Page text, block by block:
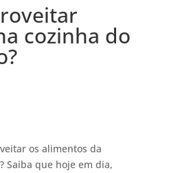
cozinha do
os alimentos da
Saiba que hoje em dia,